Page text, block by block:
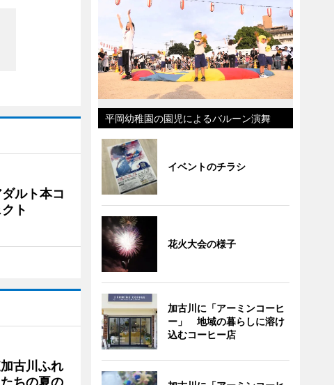
ルト本コ
ト
古川ふれ
ちの夏の
平岡幼稚園の園児によるバルーン演舞
イベントのチラシ
花火大会の様子
加古川に「アーミンコーヒ
ー」 地域の暮らしに溶け
込むコーヒー店